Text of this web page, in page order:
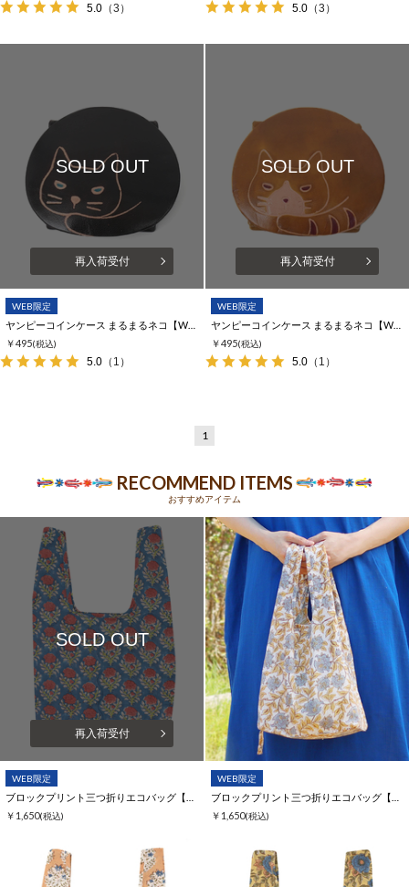
5.0 （3） 5.0 （3）
SOLD OUT
再入荷受付
WEB限定
￥495(税込)
5.0 （1）
SOLD OUT
再入荷受付
WEB限定
￥495(税込)
5.0 （1）
1
RECOMMEND ITEMS
おすすめアイテム
SOLD OUT
再入荷受付
WEB限定
￥1,650(税込)
WEB限定
￥1,650(税込)